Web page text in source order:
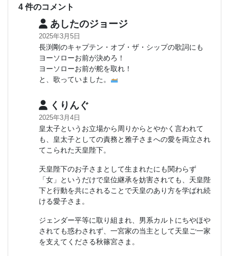
4 件のコメント
あしたのジョージ
2025年3月5日
長渕剛のキャプテン・オブ・ザ・シップの歌詞にも
ヨーソローお前が決めろ！
ヨーソローお前が舵を取れ！
と、歌っていました。
くりんぐ
2025年3月4日
皇太子というお立場から周りからとやかく言われて
も、皇太子としての責務と雅子さまへの愛を両立され
てこられた天皇陛下。
天皇陛下のお子さまとして生まれたにも関わらず
「女」というだけで皇位継承を妨害されても、天皇陛
下と行動を共にされることで天皇のあり方を学ばれ続
ける愛子さま。
ジェンダー平等に取り組まれ、男系カルトにちやほや
されても惑わされず、一宮家の当主として天皇ご一家
を支えてくださる秋篠宮さま。